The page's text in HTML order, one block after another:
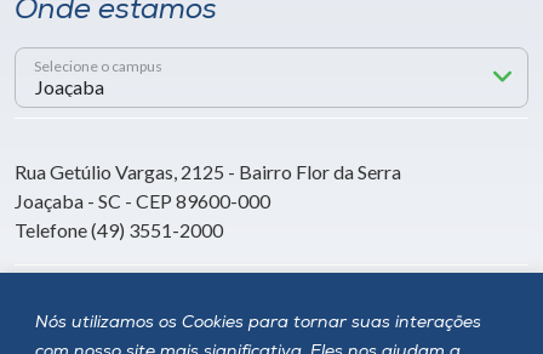
Nós utilizamos os Cookies para tornar suas interações
Onde estamos
Selecione o campus
Rua Getúlio Vargas, 2125 - Bairro Flor da Serra
Joaçaba - SC - CEP 89600-000
Telefone (49) 3551-2000
Siga a Unoesc